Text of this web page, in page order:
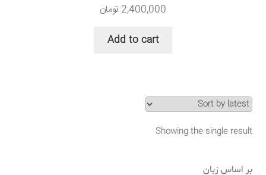
2,400,000 تومان
Add to cart
Showing the single result
بر اساس زبان